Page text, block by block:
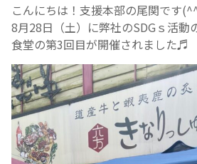
こんにちは！支援本部の尾関です
8月28日（土）に弊社のSDGｓ活動
食堂の第3回目が開催されました♬